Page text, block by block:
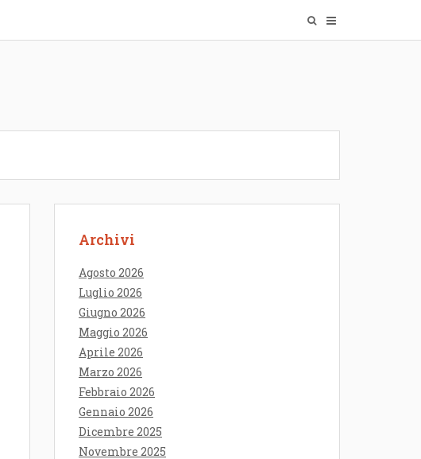
Archivi
Agosto 2026
Luglio 2026
Giugno 2026
Maggio 2026
Aprile 2026
Marzo 2026
Febbraio 2026
Gennaio 2026
Dicembre 2025
Novembre 2025